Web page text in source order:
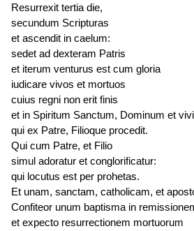
Resurrexit tertia die,
secundum Scripturas
et ascendit in caelum:
sedet ad dexteram Patris
et iterum venturus est cum gloria
iudicare vivos et mortuos
cuius regni non erit finis
et in Spiritum Sanctum, Dominum et
qui ex Patre, Filioque procedit.
Qui cum Patre, et Filio
simul adoratur et conglorificatur:
qui locutus est per prohetas.
Et unam, sanctam, catholicam, et
Confiteor unum baptisma in
et expecto resurrectionem mortuorum